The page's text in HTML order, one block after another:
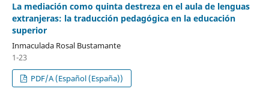
La mediación como quinta destreza en el aula de lenguas
extranjeras: la traducción pedagógica en la educación
superior
Inmaculada Rosal Bustamante
1-23
PDF/A (Español (España))